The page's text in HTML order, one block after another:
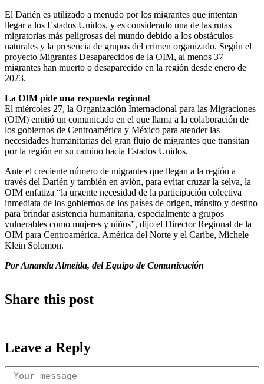
El Darién es utilizado a menudo por los migrantes que intentan
llegar a los Estados Unidos, y es considerado una de las rutas
migratorias más peligrosas del mundo debido a los obstáculos
naturales y la presencia de grupos del crimen organizado. Según el
proyecto Migrantes Desaparecidos de la OIM, al menos 37
migrantes han muerto o desaparecido en la región desde enero de
2023.
La OIM pide una respuesta regional
El miércoles 27, la Organización Internacional para las Migraciones
(OIM) emitió un comunicado en el que llama a la colaboración de
los gobiernos de Centroamérica y México para atender las
necesidades humanitarias del gran flujo de migrantes que transitan
por la región en su camino hacia Estados Unidos.
Ante el creciente número de migrantes que llegan a la región a
través del Darién y también en avión, para evitar cruzar la selva, la
OIM enfatiza “la urgente necesidad de la participación colectiva
inmediata de los gobiernos de los países de origen, tránsito y destino
para brindar asistencia humanitaria, especialmente a grupos
vulnerables como mujeres y niños”, dijo el Director Regional de la
OIM para Centroamérica. América del Norte y el Caribe, Michele
Klein Solomon.
Por Amanda Almeida, del Equipo de Comunicación
Share this post
Leave a Reply